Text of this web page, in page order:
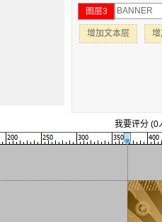
图层3
增加文本层
我要评分 (0